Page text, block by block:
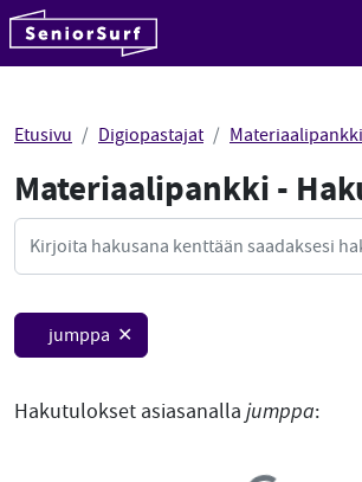
Hyppää sisältöön
Etusivu Digiopastajat Materiaalipankki
Materiaalipankki -
Haku
jumppa ✕
Hakutulokset asiasanalla jumppa: